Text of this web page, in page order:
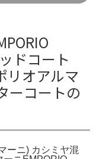
ドコート
リオアルマ
ーコートの
ーニ) カシミヤ混